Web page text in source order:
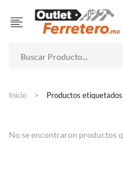
Inicio Productos
No se encontraron productos